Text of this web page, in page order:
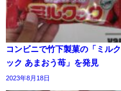
コンビニで竹下製菓の「ミルク
ック あまおう苺」を発見
2023年8月18日